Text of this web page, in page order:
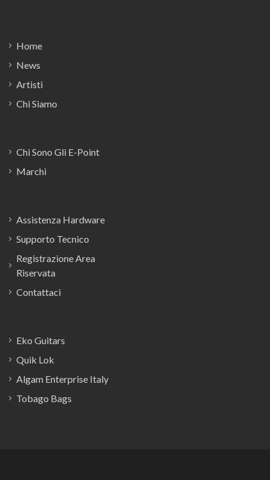
Home
News
Artisti
Chi Siamo
Chi Sono Gli E-Point
Marchi
Assistenza Hardware
Supporto Tecnico
Registrazione Area
Riservata
Contattaci
Eko Guitars
Quik Lok
Algam Enterprise Italy
Tobago Bags